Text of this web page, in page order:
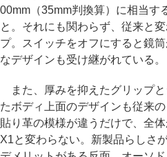
00mm（35mm判換算）に相当す
と。それにも関わらず、従来と
プ。スイッチをオフにすると鏡
なデザインも受け継がれている。
また、厚みを抑えたグリップ
たボディ上面のデザインも従来
貼り革の模様が違うだけで、全
X1と変わらない。新製品らしさ